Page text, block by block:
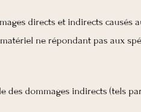
directs et indirects causés
ne répondant pas aux
dommages indirects (tels